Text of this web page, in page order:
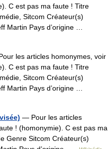
C est pas ma faute ! Titre
Sitcom Créateur(s)
Martin Pays d’origine …
les articles homonymes, voir
C est pas ma faute ! Titre
Sitcom Créateur(s)
Martin Pays d’origine …
— Pour les articles
! (homonymie). C est pas ma
Genre Sitcom Créateur(s)